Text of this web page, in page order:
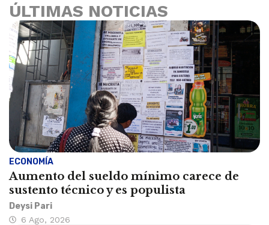
ÚLTIMAS NOTICIAS
ECONOMÍA
Aumento del sueldo mínimo carece de
sustento técnico y es populista
Deysi Pari
6 Ago, 2026